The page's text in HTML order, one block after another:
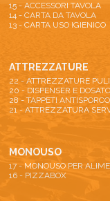
15 - ACCESSORI TAVOLA
14 - CARTA DA TAVOLA
13 - CARTA USO IGIENICO
ATTREZZATURE
22 - ATTREZZATURE
20 - DISPENSER E
28 - TAPPETI
21 - ATTREZZATURA
MONOUSO
17 - MONOUSO PER
16 - PIZZABOX